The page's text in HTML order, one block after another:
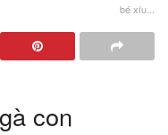
bé xíu...
con